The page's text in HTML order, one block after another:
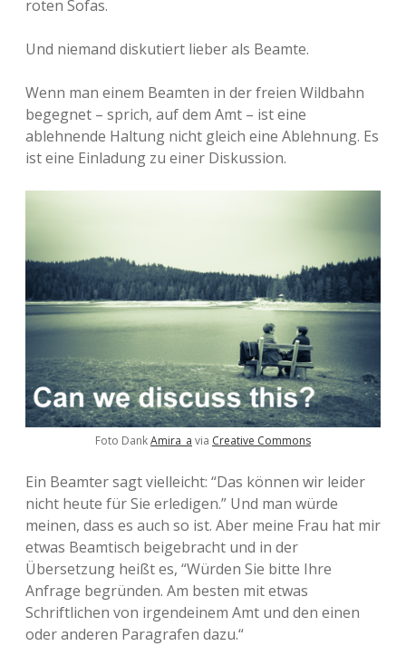
roten Sofas.
Und niemand diskutiert lieber als Beamte.
Wenn man einem Beamten in der freien Wildbahn
begegnet – sprich, auf dem Amt – ist eine
ablehnende Haltung nicht gleich eine Ablehnung. Es
ist eine Einladung zu einer Diskussion.
Foto DankAmira_a via Creative Commons
Ein Beamter sagt vielleicht: “Das können wir leider
nicht heute für Sie erledigen.” Und man würde
meinen, dass es auch so ist. Aber meine Frau hat mir
etwas Beamtisch beigebracht und in der
Übersetzung heißt es, “Würden Sie bitte Ihre
Anfrage begründen. Am besten mit etwas
Schriftlichen von irgendeinem Amt und den einen
oder anderen Paragrafen dazu.“